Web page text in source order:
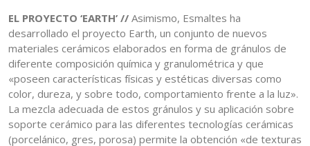
EL PROYECTO ‘EARTH’ // Asimismo, Esmaltes ha
desarrollado el proyecto Earth, un conjunto de nuevos
materiales cerámicos elaborados en forma de gránulos de
diferente composición química y granulométrica y que
«poseen características físicas y estéticas diversas como
color, dureza, y sobre todo, comportamiento frente a la luz».
La mezcla adecuada de estos gránulos y su aplicación sobre
soporte cerámico para las diferentes tecnologías cerámicas
(porcelánico, gres, porosa) permite la obtención «de texturas